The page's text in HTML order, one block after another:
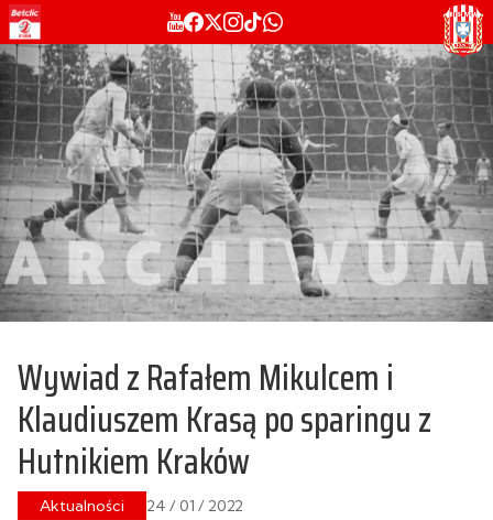
Wywiad z Rafałem Mikulcem i
Klaudiuszem Krasą po sparingu z
Hutnikiem Kraków
Aktualności 24 / 01 / 2022